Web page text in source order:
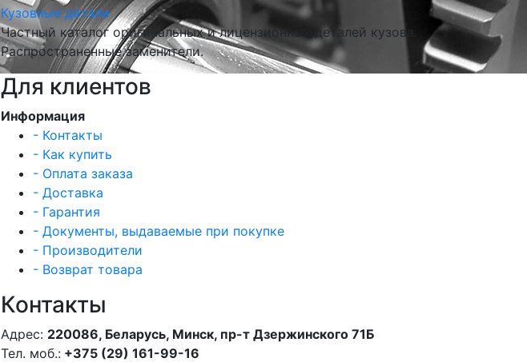
Кузовные детали
Частный каталог оригинальных и лицензионных деталей кузова.
Распространенные заменители.
Для клиентов
Информация
- Контакты
- Как купить
- Оплата заказа
- Доставка
- Гарантия
- Документы, выдаваемые при покупке
- Производители
- Возврат товара
Контакты
Адрес: 220086, Беларусь, Минск, пр-т Дзержинского 71Б
Тел. моб.: +375 (29) 161-99-16